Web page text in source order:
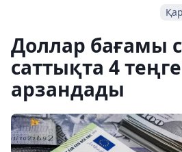
Доллар бағамы
саттықта 4
арзандады